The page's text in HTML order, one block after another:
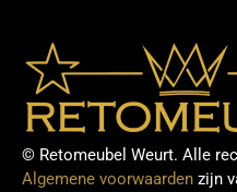
© Retomeubel Weurt. Alle
Algemene voorwaarden zijn